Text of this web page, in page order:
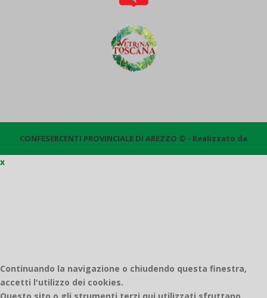
CONFESERCENTI PROVINCIALE DI AREZZO © - Realizzato da
x
Continuando la navigazione o chiudendo questa finestra,
accetti l'utilizzo dei cookies.